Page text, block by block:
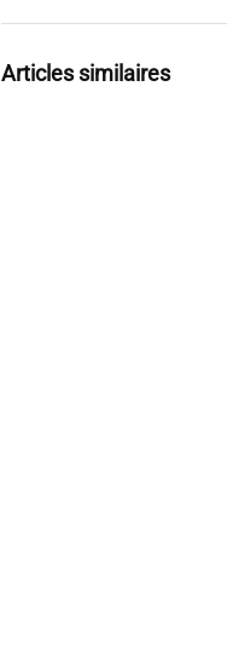
Articles similaires